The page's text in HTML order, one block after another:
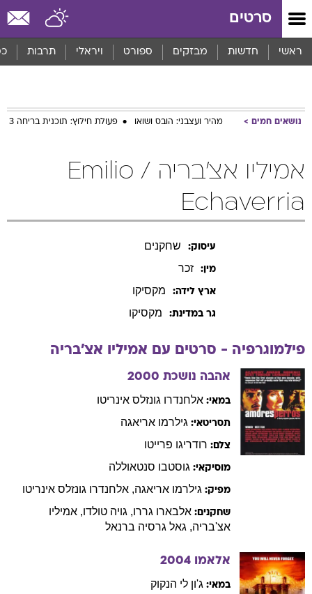
סרטים
ראשי חדשות מבזקים ספורט ויראלי תרבות
נושאים חמים מהיר ועצבני: הובס ושואו פעולת חילוץ: תוכנית בריחה 3
אמיליו אצ'בריה / Emilio
Echaverria
עיסוק: שחקנים
מין: זכר
ארץ לידה: מקסיקו
גר במדינת: מקסיקו
פילמוגרפיה - סרטים עם אמיליו אצ'בריה
אהבה נושכת 2000
במאי: אלחנדרו גונזלס אינריטו
תסריטאי: גילרמו אריאגה
צלם: רודריגו פרייטו
מוסיקאי: גוסטבו סנטאוללה
מפיק: גילרמו אריאגה, אלחנדרו גונזלס אינריטו
שחקנים: אלבארו גררו, גויה טולדו, אמיליו
אצ'בריה, גאל גרסיה ברנאל
אלאמו 2004
במאי: ג'ון לי הנקוק